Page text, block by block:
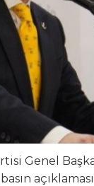
Genel
açıklaması